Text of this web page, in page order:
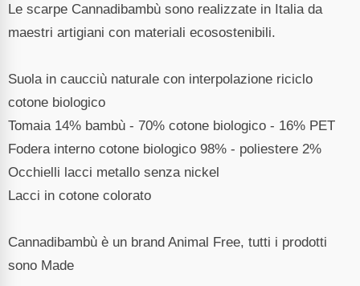
Le scarpe Cannadibambù sono realizzate in Italia da
maestri artigiani con materiali ecosostenibili.
Suola in caucciù naturale con interpolazione riciclo
cotone biologico
Tomaia 14% bambù - 70% cotone biologico - 16% PET
Fodera interno cotone biologico 98% - poliestere 2%
Occhielli lacci metallo senza nickel
Lacci in cotone colorato
Cannadibambù è un brand Animal Free, tutti i prodotti
sono Made